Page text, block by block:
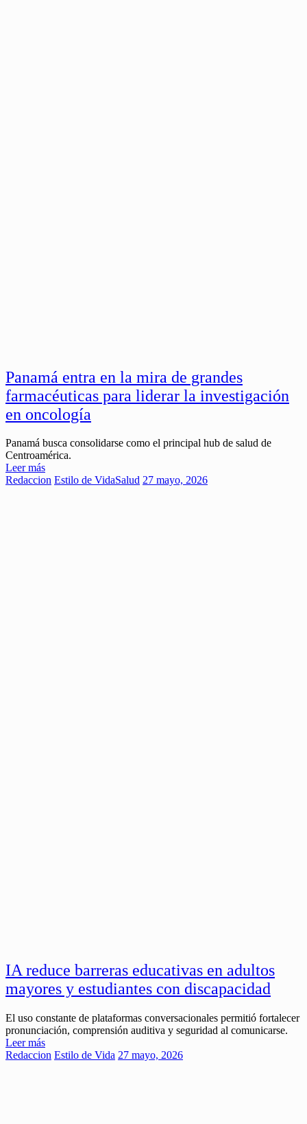
Panamá entra en la mira de grandes
farmacéuticas para liderar la investigación
en oncología
Panamá busca consolidarse como el principal hub de salud de
Centroamérica.
Leer más
Redaccion Estilo de VidaSalud 27 mayo, 2026
IA reduce barreras educativas en adultos
mayores y estudiantes con discapacidad
El uso constante de plataformas conversacionales permitió fortalecer
pronunciación, comprensión auditiva y seguridad al comunicarse.
Leer más
Redaccion Estilo de Vida 27 mayo, 2026